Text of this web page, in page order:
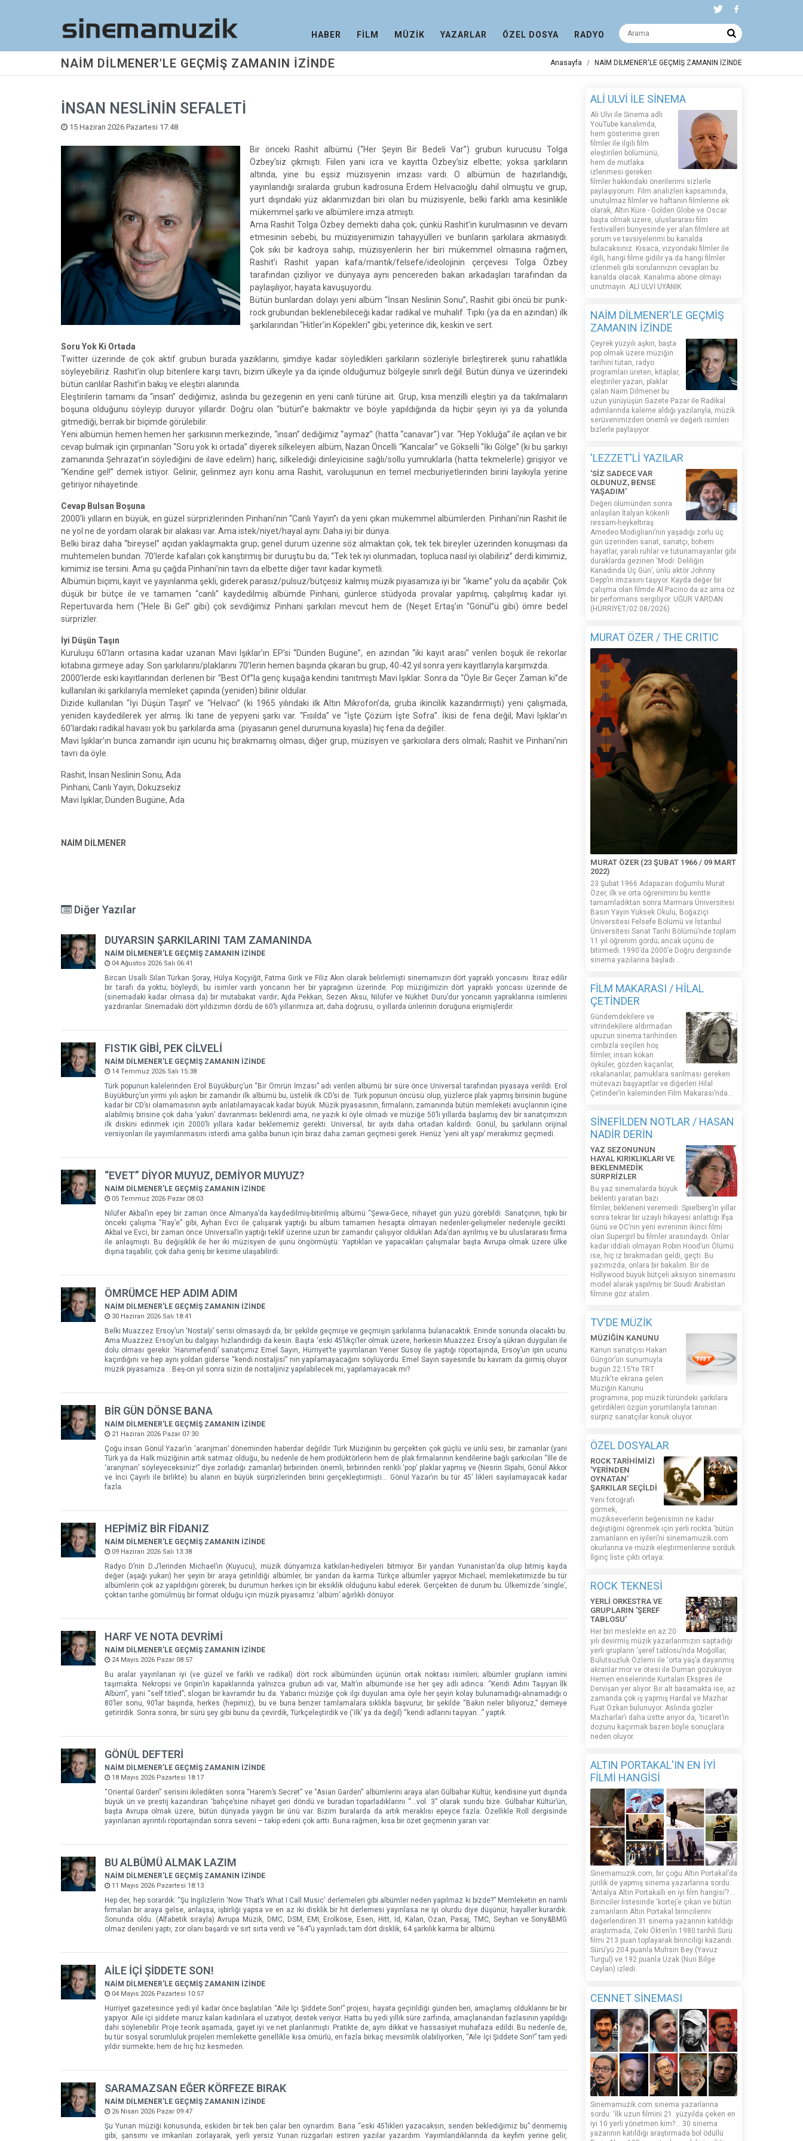
HABER FİLM MÜZİK YAZARLAR ÖZEL DOSYA RADYO
NAİM DİLMENER'LE GEÇMİŞ ZAMANIN İZİNDE Anasayfa NAİM DİLMENER'LE GEÇMİŞ ZAMANIN İZİNDE
İNSAN NESLİNİN SEFALETİ
15 Haziran 2026 Pazartesi 17:48
Bir önceki Rashit albümü (“Her Şeyin Bir Bedeli Var”) grubun kurucusu Tolga
Özbey’siz çıkmıştı. Fiilen yani icra ve kayıtta Özbey’siz elbette; yoksa şarkıların
altında, yine bu eşsiz müzisyenin imzası vardı. O albümün de hazırlandığı,
yayınlandığı sıralarda grubun kadrosuna Erdem Helvacıoğlu dahil olmuştu ve grup,
yurt dışındaki yüz aklarımızdan biri olan bu müzisyenle, belki farklı ama kesinlikle
mükemmel şarkı ve albümlere imza atmıştı.
Ama Rashit Tolga Özbey demekti daha çok; çünkü Rashit’in kurulmasının ve devam
etmesinin sebebi, bu müzisyenimizin tahayyülleri ve bunların şarkılara akmasıydı.
Çok sıkı bir kadroya sahip, müzisyenlerin her biri mükemmel olmasına rağmen,
Rashit’i Rashit yapan kafa/mantık/felsefe/ideolojinin çerçevesi Tolga Özbey
tarafından çiziliyor ve dünyaya aynı pencereden bakan arkadaşları tarafından da
paylaşılıyor, hayata kavuşuyordu.
Bütün bunlardan dolayı yeni albüm “İnsan Neslinin Sonu”, Rashit gibi öncü bir punk-
rock grubundan beklenebileceği kadar radikal ve muhalif. Tıpkı (ya da en azından) ilk
şarkılarından “Hitler’in Köpekleri” gibi; yeterince dik, keskin ve sert.
Soru Yok Ki Ortada
Twitter üzerinde de çok aktif grubun burada yazıklarını, şimdiye kadar söyledikleri şarkıların sözleriyle birleştirerek şunu rahatlıkla
söyleyebiliriz. Rashit’in olup bitenlere karşı tavrı, bizim ülkeyle ya da içinde olduğumuz bölgeyle sınırlı değil. Bütün dünya ve üzerindeki
bütün canlılar Rashit’in bakış ve eleştiri alanında.
Eleştirilerin tamamı da “insan” dediğimiz, aslında bu gezegenin en yeni canlı türüne ait. Grup, kısa menzilli eleştiri ya da takılmaların
boşuna olduğunu söyleyip duruyor yıllardır. Doğru olan “bütün”e bakmaktır ve böyle yapıldığında da hiçbir şeyin iyi ya da yolunda
gitmediği, berrak bir biçimde görülebilir.
Yeni albümün hemen hemen her şarkısının merkezinde, “insan” dediğimiz “aymaz” (hatta “canavar”) var. “Hep Yokluğa” ile açılan ve bir
cevap bulmak için çırpınanları “Soru yok ki ortada” diyerek silkeleyen albüm, Nazan Öncelli “Kancalar” ve Gökselli “İki Gölge” (ki bu şarkıyı
zamanında Şehrazat’ın söylediğini de ilave edelim) hariç, silkelediği dinleyicisine sağlı/sollu yumruklarla (hatta tekmelerle) girişiyor ve
“Kendine gel!” demek istiyor. Gelinir, gelinmez ayrı konu ama Rashit, varoluşunun en temel mecburiyetlerinden birini layıkıyla yerine
getiriyor nihayetinde.
Cevap Bulsan Boşuna
2000’li yılların en büyük, en güzel sürprizlerinden Pinhani’nin “Canlı Yayın”ı da yeni çıkan mükemmel albümlerden. Pinhani’nin Rashit ile
ne yol ne de yordam olarak bir alakası var. Ama istek/niyet/hayal aynı: Daha iyi bir dünya.
Belki biraz daha “bireysel” açıdan yaklaşmakta grup; genel durum üzerine söz almaktan çok, tek tek bireyler üzerinden konuşması da
muhtemelen bundan. 70’lerde kafaları çok karıştırmış bir duruştu bu da; “Tek tek iyi olunmadan, topluca nasıl iyi olabiliriz” derdi kimimiz,
kimimiz ise tersini. Ama şu çağda Pinhani’nin tavrı da elbette diğer tavır kadar kıymetli.
Albümün biçimi, kayıt ve yayınlanma şekli, giderek parasız/pulsuz/bütçesiz kalmış müzik piyasamıza iyi bir “ikame” yolu da açabilir. Çok
düşük bir bütçe ile ve tamamen “canlı” kaydedilmiş albümde Pinhani, günlerce stüdyoda provalar yapılmış, çalışılmış kadar iyi.
Repertuvarda hem (“Hele Bi Gel” gibi) çok sevdiğimiz Pinhani şarkıları mevcut hem de (Neşet Ertaş’ın “Gönül”ü gibi) ömre bedel
sürprizler.
İyi Düşün Taşın
Kuruluşu 60’ların ortasına kadar uzanan Mavi Işıklar’ın EP’si “Dünden Bugüne”, en azından “iki kayıt arası” verilen boşuk ile rekorlar
kitabına girmeye aday. Son şarkılarını/plaklarını 70’lerin hemen başında çıkaran bu grup, 40-42 yıl sonra yeni kayıtlarıyla karşımızda.
2000’lerde eski kayıtlarından derlenen bir “Best Of”la genç kuşağa kendini tanıtmıştı Mavi Işıklar. Sonra da “Öyle Bir Geçer Zaman ki”de
kullanılan iki şarkılarıyla memleket çapında (yeniden) bilinir oldular.
Dizide kullanılan “İyi Düşün Taşın” ve “Helvacı” (ki 1965 yılındaki ilk Altın Mikrofon’da, gruba ikincilik kazandırmıştı) yeni çalışmada,
yeniden kaydedilerek yer almış. İki tane de yepyeni şarkı var. “Fısılda” ve “İşte Çözüm İşte Sofra”. İkisi de fena değil; Mavi Işıklar’ın
60’lardaki radikal havası yok bu şarkılarda ama (piyasanın genel durumuna kıyasla) hiç fena da değiller.
Mavi Işıklar’ın bunca zamandır işin ucunu hiç bırakmamış olması, diğer grup, müzisyen ve şarkıcılara ders olmalı; Rashit ve Pinhani’nin
tavrı da öyle.
Rashit, İnsan Neslinin Sonu, Ada
Pinhani, Canlı Yayın, Dokuzsekiz
Mavi Işıklar, Dünden Bugüne, Ada
NAİM DİLMENER
Diğer Yazılar
DUYARSIN ŞARKILARINI TAM ZAMANINDA
NAİM DİLMENER'LE GEÇMİŞ ZAMANIN İZİNDE
04 Ağustos 2026 Salı 06:41
Bircan Usallı Sılan Türkan Şoray, Hülya Koçyiğit, Fatma Girik ve Filiz Akın olarak belirlemişti sinemamızın dört yapraklı yoncasını. İtiraz edilir
bir tarafı da yoktu; böyleydi, bu isimler vardı yoncanın her bir yaprağının üzerinde. Pop müziğimizin dört yapraklı yoncası üzerinde de
(sinemadaki kadar olmasa da) bir mutabakat vardır; Ajda Pekkan, Sezen Aksu, Nilüfer ve Nükhet Duru’dur yoncanın yapraklarına isimlerini
yazdıranlar. Sinemadaki dört yıldızımın dördü de 60’lı yıllarımıza ait; daha doğrusu, o yıllarda ünlerinin doruğuna erişmişlerdir.
FISTIK GİBİ, PEK CİLVELİ
NAİM DİLMENER'LE GEÇMİŞ ZAMANIN İZİNDE
14 Temmuz 2026 Salı 15:38
Türk popunun kalelerinden Erol Büyükburç’un “Bir Ömrün İmzası” adı verilen albümü bir süre önce Universal tarafından piyasaya verildi. Erol
Büyükburç’un yirmi yılı aşkın bir zamandır ilk albümü bu, üstelik ilk CD’si de. Türk popunun öncüsü olup, yüzlerce plak yapmış birisinin bugüne
kadar bir CD’si olamamasının ayıbı anlatılamayacak kadar büyük. Müzik piyasasının, firmaların; zamanında bütün memleketi avuçlarının içine
alabilmiş birisine çok daha ‘yakın’ davranması beklenirdi ama, ne yazık ki öyle olmadı ve müziğe 50’li yıllarda başlamış dev bir sanatçımızın
ilk diskini edinmek için 2000’li yıllara kadar beklememiz gerekti. Universal, bir ayıbı daha ortadan kaldırdı. Gönül, bu şarkıların orijinal
versiyonları ile yayımlanmasını isterdi ama galiba bunun için biraz daha zaman geçmesi gerek. Henüz ‘yeni alt yapı’ merakımız geçmedi.
“EVET” DİYOR MUYUZ, DEMİYOR MUYUZ?
NAİM DİLMENER'LE GEÇMİŞ ZAMANIN İZİNDE
05 Temmuz 2026 Pazar 08:03
Nilüfer Akbal’ın epey bir zaman önce Almanya’da kaydedilmiş-bitirilmiş albümü “Şewa-Gece, nihayet gün yüzü görebildi. Sanatçının, tıpkı bir
önceki çalışma “Ray’e” gibi, Ayhan Evci ile çalışarak yaptığı bu albüm tamamen hesapta olmayan nedenler-gelişmeler nedeniyle gecikti.
Akbal ve Evci, bir zaman önce Universal’in yaptığı teklif üzerine uzun bir zamandır çalışıyor oldukları Ada’dan ayrılmış ve bu uluslararası firma
ile anlaşmıştı. Bu değişiklik ile her iki müzisyen de şunu öngörmüştü: Yaptıkları ve yapacakları çalışmalar başta Avrupa olmak üzere ülke
dışına taşabilir, çok daha geniş bir kesime ulaşabilirdi.
ÖMRÜMCE HEP ADIM ADIM
NAİM DİLMENER'LE GEÇMİŞ ZAMANIN İZİNDE
30 Haziran 2026 Salı 18:41
Belki Muazzez Ersoy’un ‘Nostalji’ serisi olmasaydı da, bir şekilde geçmişe ve geçmişin şarkılarına bulanacaktık. Eninde sonunda olacaktı bu.
Ama Muazzez Ersoy’un bu dalgayı hızlandırdığı da kesin. Başta ‘eski 45’likçi’ler olmak üzere, herkesin Muazzez Ersoy’a şükran duyguları ile
dolu olması gerekir. ‘Hanımefendi’ sanatçımız Emel Sayın, Hürriyet’te yayımlanan Yener Süsoy ile yaptığı röportajında, Ersoy’un ipin ucunu
kaçırdığını ve hep aynı yoldan giderse “kendi nostaljisi” nin yapılamayacağını söylüyordu. Emel Sayın sayesinde bu kavram da girmiş oluyor
müzik piyasamıza... Beş-on yıl sonra sizin de nostaljiniz yapılabilecek mi, yapılamayacak mı?
BİR GÜN DÖNSE BANA
NAİM DİLMENER'LE GEÇMİŞ ZAMANIN İZİNDE
21 Haziran 2026 Pazar 07:30
Çoğu insan Gönül Yazar’ın ‘aranjman’ döneminden haberdar değildir. Türk Müziğinin bu gerçekten çok güçlü ve ünlü sesi, bir zamanlar (yani
Türk ya da Halk müziğinin artık satmaz olduğu, bu nedenle de hem prodüktörlerin hem de plak firmalarının kendilerine bağlı şarkıcıları “İlle de
‘aranjman’ söyleyeceksiniz!” diye zorladığı zamanlar) birbirinden önemli, birbirinden renkli ‘pop’ plaklar yapmış ve (Nesrin Sipahi, Gönül Akkor
ve İnci Çayırlı ile birlikte) bu alanın en büyük sürprizlerinden birini gerçekleştirmişti… Gönül Yazar’ın bu tür 45' likleri sayılamayacak kadar
fazla.
HEPİMİZ BİR FİDANIZ
NAİM DİLMENER'LE GEÇMİŞ ZAMANIN İZİNDE
09 Haziran 2026 Salı 13:38
Radyo D’nin D.J’lerinden Michael’ın (Kuyucu), müzik dünyamıza katkıları-hediyeleri bitmiyor. Bir yandan Yunanistan’da olup bitmiş kayda
değer (aşağı yukarı) her şeyin bir araya getirildiği albümler, bir yandan da karma Türkçe albümler yapıyor Michael; memleketimizde bu tür
albümlerin çok az yapıldığını görerek, bu durumun herkes için bir eksiklik olduğunu kabul ederek. Gerçekten de durum bu. Ülkemizde ‘single’,
çoktan tarihe gömülmüş bir format olduğu için müzik piyasamız ‘albüm’ ağırlıklı dönüyor.
HARF VE NOTA DEVRİMİ
NAİM DİLMENER'LE GEÇMİŞ ZAMANIN İZİNDE
24 Mayıs 2026 Pazar 08:57
Bu aralar yayınlanan iyi (ve güzel ve farklı ve radikal) dört rock albümünden üçünün ortak noktası isimleri; albümler grupların ismini
taşımakta. Nekropsi ve Gripin’in kapaklarında yalnızca grubun adı var, Malt’ın albümünde ise her şey adlı adınca: “Kendi Adını Taşıyan İlk
Albüm”, yani “self titled”; slogan bir kavramdır bu da. Yabancı müziğe çok ilgi duyulan ama öyle her şeyin kolay bulunamadığı-alınamadığı o
80’ler sonu, 90’lar başında, herkes (hepimiz), bu ve buna benzer tamlamalara sıklıkla başvurur, bir şekilde “Bakın neler biliyoruz,” demeye
getirirdik. Sonra sonra, bir sürü şey gibi bunu da çevirdik, Türkçeleştirdik ve (‘ilk’ ya da değil) “kendi adlarını taşıyan…” yaptık.
GÖNÜL DEFTERİ
NAİM DİLMENER'LE GEÇMİŞ ZAMANIN İZİNDE
18 Mayıs 2026 Pazartesi 18:17
“Oriental Garden” serisini ikiledikten sonra “Harem’s Secret” ve “Asian Garden” albümlerini araya alan Gülbahar Kültür, kendisine yurt dışında
büyük ün ve prestij kazandıran ‘bahçe’sine nihayet geri döndü ve buradan toparladıklarını “…vol. 3” olarak sundu bize. Gülbahar Kültür’ün,
başta Avrupa olmak üzere, bütün dünyada yaygın bir ünü var. Bizim buralarda da artık meraklısı epeyce fazla. Özellikle Roll dergisinde
yayınlanan ayrıntılı röportajından sonra seveni – takip edeni çok arttı. Buna rağmen, kısa bir özet geçmenin yararı var:
BU ALBÜMÜ ALMAK LAZIM
NAİM DİLMENER'LE GEÇMİŞ ZAMANIN İZİNDE
11 Mayıs 2026 Pazartesi 18:13
Hep der, hep sorardık: “Şu İngilizlerin ‘Now That’s What I Call Music’ derlemeleri gibi albümler neden yapılmaz ki bizde?” Memleketin en namlı
firmaları bir araya gelse, anlaşsa, işbirliği yapsa ve en az iki disklik bir hit derlemesi yayınlasa ne iyi olurdu diye düşünür, hayaller kurardık.
Sonunda oldu. (Alfabetik sırayla) Avrupa Müzik, DMC, DSM, EMI, Erolköse, Esen, Hitt, Id, Kalan, Ozan, Pasaj, TMC, Seyhan ve Sony&BMG
olmaz denileni yaptı, zor olanı başardı ve sırt sırta verdi ve “64”ü yayınladı; tam dört disklik, 64 şarkılık karma bir albümü.
AİLE İÇİ ŞİDDETE SON!
NAİM DİLMENER'LE GEÇMİŞ ZAMANIN İZİNDE
04 Mayıs 2026 Pazartesi 10:57
Hürriyet gazetesince yedi yıl kadar önce başlatılan “Aile İçi Şiddete Son!” projesi, hayata geçirildiği günden beri, amaçlamış olduklarını bir bir
yapıyor. Aile içi şiddete maruz kalan kadınlara el uzatıyor, destek veriyor. Hatta bu yedi yıllık süre zarfında, amaçlanandan fazlasının yapıldığı
dahi söylenebilir. Proje teorik aşamada, gayet iyi ve net planlanmıştı. Pratikte de, aynı dikkat ve hassasiyet muhafaza edildi. Bu nedenle de,
bu tür sosyal sorumluluk projeleri memlekette genellikle kısa ömürlü, en fazla birkaç mevsimlik olabiliyorken, “Aile İçi Şiddete Son!” tam yedi
yıldır sürmekte; hem de hiç hız kesmeden.
SARAMAZSAN EĞER KÖRFEZE BIRAK
NAİM DİLMENER'LE GEÇMİŞ ZAMANIN İZİNDE
26 Nisan 2026 Pazar 09:47
Şu Yunan müziği konusunda, eskiden bir tek ben çalar ben oynardım. Bana “eski 45’likleri yazacaksın, senden beklediğimiz bu” denmemiş
gibi, şansımı ve imkanları zorlayarak, yerli yersiz Yunan rüzgarları estiren yazılar yazardım. Yayımlandıklarında da keyfim yerine gelir,
ALİ ULVİ İLE SİNEMA
Ali Ulvi ile Sinema adlı
YouTube kanalımda,
hem gösterime giren
filmler ile ilgili film
eleştirileri bölümünü,
hem de mutlaka
izlenmesi gereken
filmler hakkındaki önerilerimi sizlerle
paylaşıyorum. Film analizleri kapsamında,
unutulmaz filmler ve haftanın filmlerine ek
olarak, Altın Küre - Golden Globe ve Oscar
başta olmak üzere, uluslararası film
festivalleri bünyesinde yer alan filmlere ait
yorum ve tavsiyelerimi bu kanalda
bulacaksınız. Kısaca, vizyondaki filmler ile
ilgili, hangi filme gidilir ya da hangi filmler
izlenmeli gibi sorularınızın cevapları bu
kanalda olacak. Kanalıma abone olmayı
unutmayın. ALİ ULVİ UYANIK
NAİM DİLMENER'LE GEÇMİŞ
ZAMANIN İZİNDE
Çeyrek yüzyılı aşkın, başta
pop olmak üzere müziğin
tarihini tutan, radyo
programları üreten, kitaplar,
eleştiriler yazan, plaklar
çalan Naim Dilmener bu
uzun yürüyüşün Gazete Pazar ile Radikal
adımlarında kaleme aldığı yazılarıyla, müzik
serüvenimizden önemli ve değerli isimleri
bizlerle paylaşıyor.
'LEZZET'Lİ YAZILAR
'SİZ SADECE VAR
OLDUNUZ, BENSE
YAŞADIM'
Değeri ölümünden sonra
anlaşılan İtalyan kökenli
ressam-heykeltıraş
Amedeo Modigliani’nin yaşadığı zorlu üç
gün üzerinden sanat, sanatçı, bohem
hayatlar, yaralı ruhlar ve tutunamayanlar gibi
duraklarda gezinen ‘Modi: Deliliğin
Kanadında Üç Gün’, ünlü aktör Johnny
Depp’in imzasını taşıyor. Kayda değer bir
çalışma olan filmde Al Pacino da az ama öz
bir performans sergiliyor. UĞUR VARDAN
(HÜRRİYET/02.08/2026)
MURAT ÖZER / THE CRITIC
MURAT ÖZER (23 ŞUBAT 1966 / 09 MART
2022)
23 Şubat 1966 Adapazarı doğumlu Murat
Özer, ilk ve orta öğrenimini bu kentte
tamamladıktan sonra Marmara Üniversitesi
Basın Yayın Yüksek Okulu, Boğaziçi
Üniversitesi Felsefe Bölümü ve İstanbul
Üniversitesi Sanat Tarihi Bölümü’nde toplam
11 yıl öğrenim gördü; ancak üçünü de
bitirmedi. 1990’da 2000’e Doğru dergisinde
sinema yazılarına başladı...
FİLM MAKARASI / HİLAL
ÇETİNDER
Gündemdekilere ve
vitrindekilere aldırmadan
upuzun sinema tarihinden
cımbızla seçilen hoş
filmler, insan kokan
öyküler, gözden kaçanlar,
ıskalananlar, pamuklara sarılması gereken
mütevazı başyapıtlar ve diğerleri Hilal
Çetinder’in kaleminden Film Makarası’nda…
SİNEFİLDEN NOTLAR / HASAN
NADİR DERİN
YAZ SEZONUNUN
HAYAL KIRIKLIKLARI VE
BEKLENMEDİK
SÜRPRİZLER
Bu yaz sinemalarda büyük
beklenti yaratan bazı
filmler, bekleneni veremedi. Spielberg’in yıllar
sonra tekrar bir uzaylı hikayesi anlattığı İfşa
Günü ve DC’nin yeni evreninin ikinci filmi
olan Supergirl bu filmler arasındaydı. Onlar
kadar iddialı olmayan Robin Hood’un Ölümü
ise, hiç iz bırakmadan geldi, geçti. Bu
yazımızda, onlara bir bakalım. Bir de
Hollywood büyük bütçeli aksiyon sinemasını
model alarak yapılmış bir Suudi Arabistan
filmine göz atalım.
TV'DE MÜZİK
MÜZİĞİN KANUNU
Kanun sanatçısı Hakan
Güngör’ün sunumuyla
bugün 22.15'te TRT
Müzik'te ekrana gelen
Müziğin Kanunu
programına, pop müzik türündeki şarkılara
getirdikleri özgün yorumlarıyla tanınan
sürpriz sanatçılar konuk oluyor.
ÖZEL DOSYALAR
ROCK TARİHİMİZİ
'YERİNDEN
OYNATAN'
ŞARKILAR SEÇİLDİ
Yeni fotoğrafı
görmek,
müzikseverlerin beğenisinin ne kadar
değiştiğini öğrenmek için yerli rockta ‘bütün
zamanların en iyileri’ni sinemamuzik.com
okurlarına ve müzik eleştirmenlerine sorduk.
İlginç liste çıktı ortaya:
ROCK TEKNESİ
YERLİ ORKESTRA VE
GRUPLARIN 'ŞEREF
TABLOSU'
Her biri meslekte en az 20
yılı devirmiş müzik yazarlarımızın saptadığı
yerli grupların ‘şeref tablosu’nda Moğollar,
Bulutsuzluk Özlemi ile ‘orta yaş’a dayanmış
akranlar mor ve ötesi ile Duman gözüküyor.
Hemen enselerinde Kurtalan Ekspres ile
Dervişan yer alıyor. Bir alt basamakta ise, az
zamanda çok iş yapmış Hardal ve Mazhar
Fuat Özkan bulunuyor. Aslında gözler
Mazharlar’ı daha üstte arıyor da, ‘ticaret’in
dozunu kaçırmak bazen böyle sonuçlara
neden oluyor.
ALTIN PORTAKAL'IN EN İYİ
FİLMİ HANGİSİ
Sinemamuzik.com, bir çoğu Altın Portakal’da
jürilik de yapmış sinema yazarlarına sordu:
‘Antalya Altın Portakallı en iyi film hangisi’?...
Birinciler listesinde ‘kortej’e çıkan ve bütün
zamanların Altın Portakal birincilerini
değerlendiren 31 sinema yazarının katıldığı
araştırmada, Zeki Ökten’in 1980 tarihli Sürü
filmi 213 puan toplayarak birinciliği kazandı.
Sürü’yü 204 puanla Muhsin Bey (Yavuz
Turgul) ve 192 puanla Uzak (Nuri Bilge
Ceylan) izledi.
CENNET SİNEMASI
Sinemamuzik.com sinema yazarlarına
sordu: ‘İlk uzun filmini 21. yüzyılda çeken en
iyi 10 yerli yönetmen kim?... 30 sinema
yazarının katıldığı araştırmada bol ödüllü